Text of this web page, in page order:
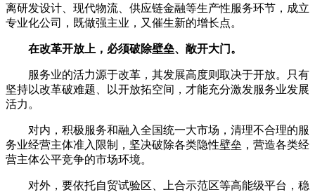
离研发设计、现代物流、供应链金融等生产性服务环节，成立
专业化公司，既做强主业，又催生新的增长点。
在改革开放上，必须破除壁垒、敞开大门。
服务业的活力源于改革，其发展高度则取决于开放。只有
坚持以改革破难题、以开放拓空间，才能充分激发服务业发展
活力。
对内，积极服务和融入全国统一大市场，清理不合理的服
务业经营主体准入限制，坚决破除各类隐性壁垒，营造各类经
营主体公平竞争的市场环境。
对外，要依托自贸试验区、上合示范区等高能级平台，稳